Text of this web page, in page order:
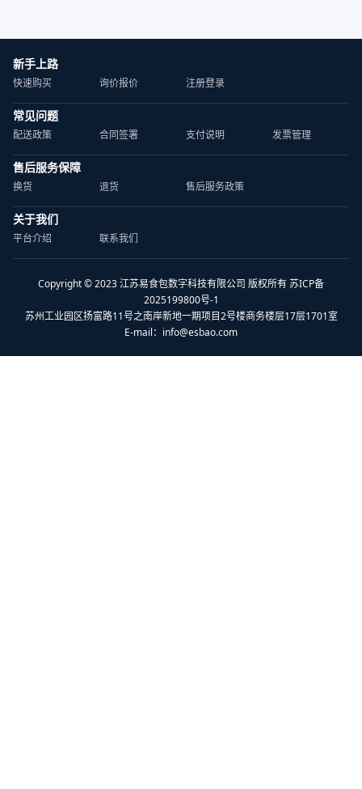
新手上路
快速购买 询价报价 注册登录
常见问题
配送政策 合同签署 支付说明 发票管理
售后服务保障
换货 退货 售后服务政策
关于我们
平台介绍 联系我们
Copyright © 2023 江苏易食包数字科技有限公司 版权所有 苏ICP备
2025199800号-1
苏州工业园区扬富路11号之南岸新地一期项目2号楼商务楼层17层1701室
E-mail： info@esbao.com